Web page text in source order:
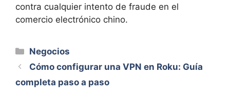
contra cualquier intento de fraude en el
comercio electrónico chino.
Categorías
Negocios
Cómo configurar una VPN en Roku: Guía
completa paso a paso